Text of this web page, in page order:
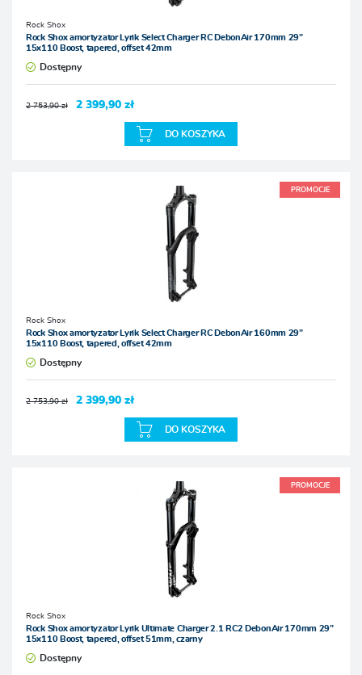
Rock Shox
Rock Shox amortyzator Lyrik Select Charger RC DebonAir 170mm 29”
15x110 Boost, tapered, offset 42mm
Dostępny
2 753,90 zł 2 399,90 zł
DO KOSZYKA
PROMOCJE
Rock Shox
Rock Shox amortyzator Lyrik Select Charger RC DebonAir 160mm 29”
15x110 Boost, tapered, offset 42mm
Dostępny
2 753,90 zł 2 399,90 zł
DO KOSZYKA
PROMOCJE
Rock Shox
Rock Shox amortyzator Lyrik Ultimate Charger 2.1 RC2 DebonAir 170mm 29”
15x110 Boost, tapered, offset 51mm, czarny
Dostępny